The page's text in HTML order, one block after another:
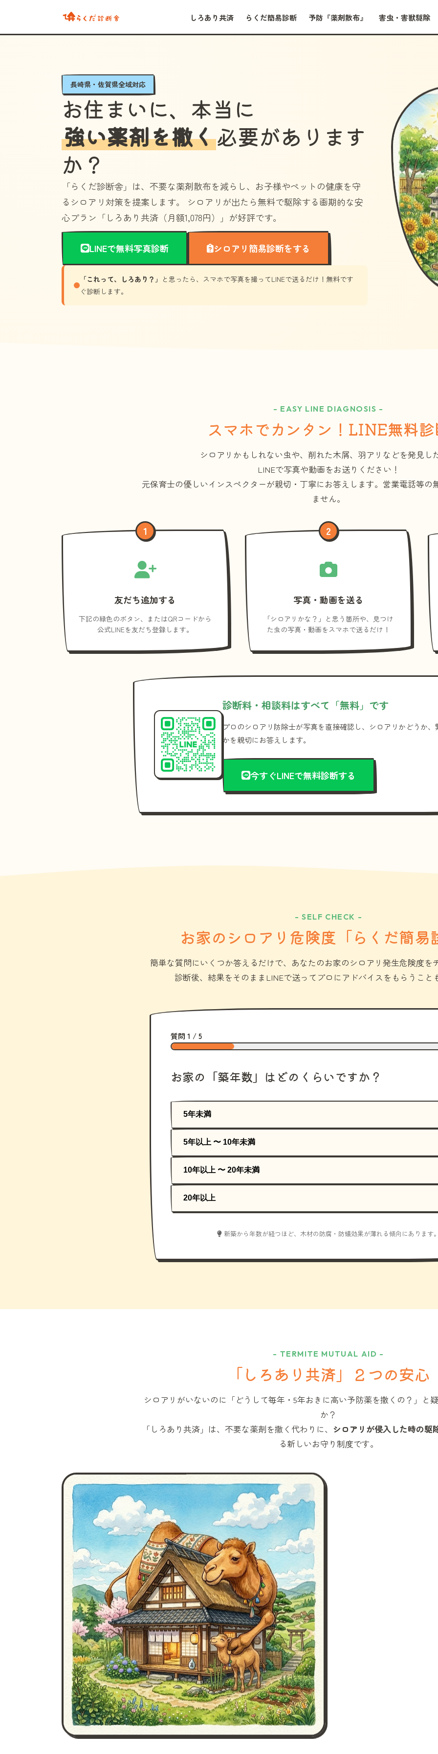
しろあり共済 らくだ簡易診断 予防『薬剤散布』 害虫・害獣駆除
長崎県・佐賀県全域対応
お住まいに、本当に
強い薬剤を撒く必要があります
か？
「らくだ診断舎」 は、不要な薬剤散布を減らし、お子様やペットの健康を守
るシロアリ対策を提案します。 シロアリが出たら無料で駆除する画期的な安
心プラン 「しろあり共済（月額1,078円）」 が好評です。
LINEで無料写真診断 シロアリ簡易診断をする
「これって、しろあり？」 と思ったら、スマホで写真を撮ってLINEで送るだけ！無料です
ぐ診断します。
- EASY LINE DIAGNOSIS -
スマホでカンタン！LINE無料
シロアリかもしれない虫や、削れた木屑、羽アリなどを発見し
LINEで写真や動画をお送りください！
元保育士の優しいインスペクターが親切・丁寧にお答えします。 営業電話等の
ません。
1
友だち追加する
下記の緑色のボタン、またはQRコードから
公式LINEを友だち登録します。
2
写真・動画を送る
「シロアリかな？」と思う箇所や、見つけ
た虫の写真・動画をスマホで送るだけ！
診断料・相談料はすべて「無料」です
プロのシロアリ防除士が写真を直接確認し、シロアリかどうか
かを親切にお答えします。
今すぐLINEで無料診断する
- SELF CHECK -
お家のシロアリ危険度「らくだ簡易
簡単な質問にいくつか答えるだけで、あなたのお家のシロアリ発生危険度を
診断後、結果をそのままLINEで送ってプロにアドバイスをもらうこと
質問 1 / 5
お家の「築年数」はどのくらいですか？
5年未満
5年以上 〜 10年未満
10年以上 〜 20年未満
20年以上
新築から年数が経つほど、木材の防腐・防蟻効果が薄れる傾向にあります
- TERMITE MUTUAL AID -
「しろあり共済」 ２つの安心
シロアリがいないのに「どうして毎年・5年おきに高い予防薬を撒くの？」と
か？
「しろあり共済」 は、不要な薬剤を撒く代わりに、 シロアリが侵入した時の駆
る新しいお守り制度です。